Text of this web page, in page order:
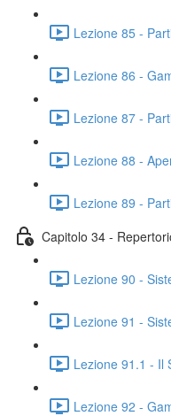
Lezione 85 -
Lezione 86 -
Lezione 87 -
Lezione 88 -
Lezione 89 -
Capitolo 34 -
Lezione 90 -
Lezione 91 -
Lezione 91.1 - Il
Lezione 92 -